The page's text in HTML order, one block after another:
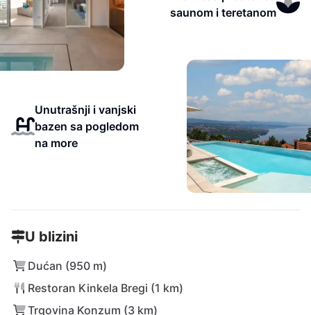
saunom i teretanom
Unutrašnji i vanjski
bazen sa pogledom
na more
U blizini
Dućan (950 m)
Restoran Kinkela Bregi (1 km)
Trgovina Konzum (3 km)